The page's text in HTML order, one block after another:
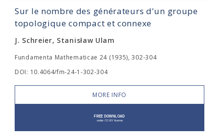
Sur le nombre des générateurs d'un groupe
topologique compact et connexe
J. Schreier, Stanisław Ulam
Fundamenta Mathematicae 24 (1935), 302-304
DOI: 10.4064/fm-24-1-302-304
MORE INFO